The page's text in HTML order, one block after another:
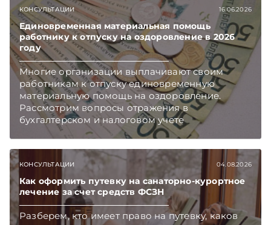
КОНСУЛЬТАЦИИ 16.06.2026
Единовременная материальная помощь
работнику к отпуску на оздоровление в 2026
году
Многие организации выплачивают своим
работникам к отпуску единовременную
материальную помощь на оздоровление.
Рассмотрим вопросы отражения в
бухгалтерском и налоговом учете
хозяйственных операций по начислению и
Подписывайтесь на Telegram‑канал и Viber.
Главное об экономике Беларуси — раньше,
чем в новостях TelegramViber
КОНСУЛЬТАЦИИ 04.08.2026
Как оформить путевку на санаторно-курортное
лечение за счет средств ФСЗН
Разберем, кто имеет право на путевку, каков